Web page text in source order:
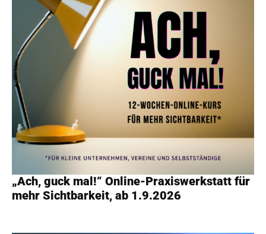
„Ach, guck mal!“ Online-Praxiswerkstatt für
mehr Sichtbarkeit, ab 1.9.2026